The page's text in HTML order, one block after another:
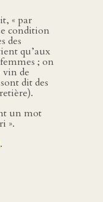
« par
condition
des
qu’aux
; on
vin de
dit des
un mot
».
.